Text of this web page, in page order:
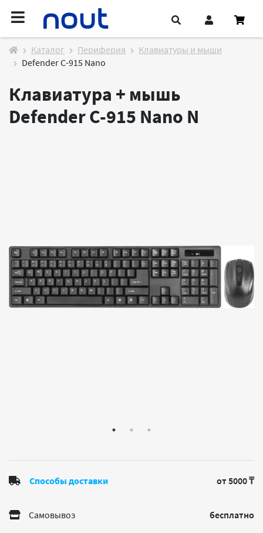
Каталог Периферия
Клавиатуры и мыши
Defender C-915 Nano
Клавиатура + мышь
Defender C-915 Nano N
Способы доставки от 5000 ₸
Самовывоз бесплатно